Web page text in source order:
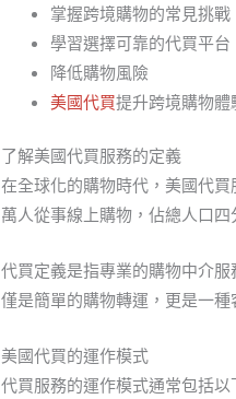
掌握跨境購物的常見挑戰
學習選擇可靠的代買平台
降低購物風險
美國代買提升跨境購物體
了解美國代買服務的定義
在全球化的購物時代，美國代
萬人從事線上購物，佔總人口
代買定義是指專業的購物中介
僅是簡單的購物轉運，更是一
美國代買的運作模式
代買服務的運作模式通常包括以